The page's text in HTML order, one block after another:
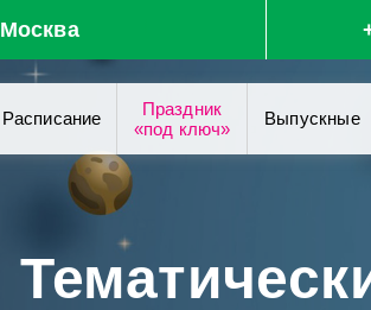
Москва
Расписание
Праздник
«под ключ»
Выпускные